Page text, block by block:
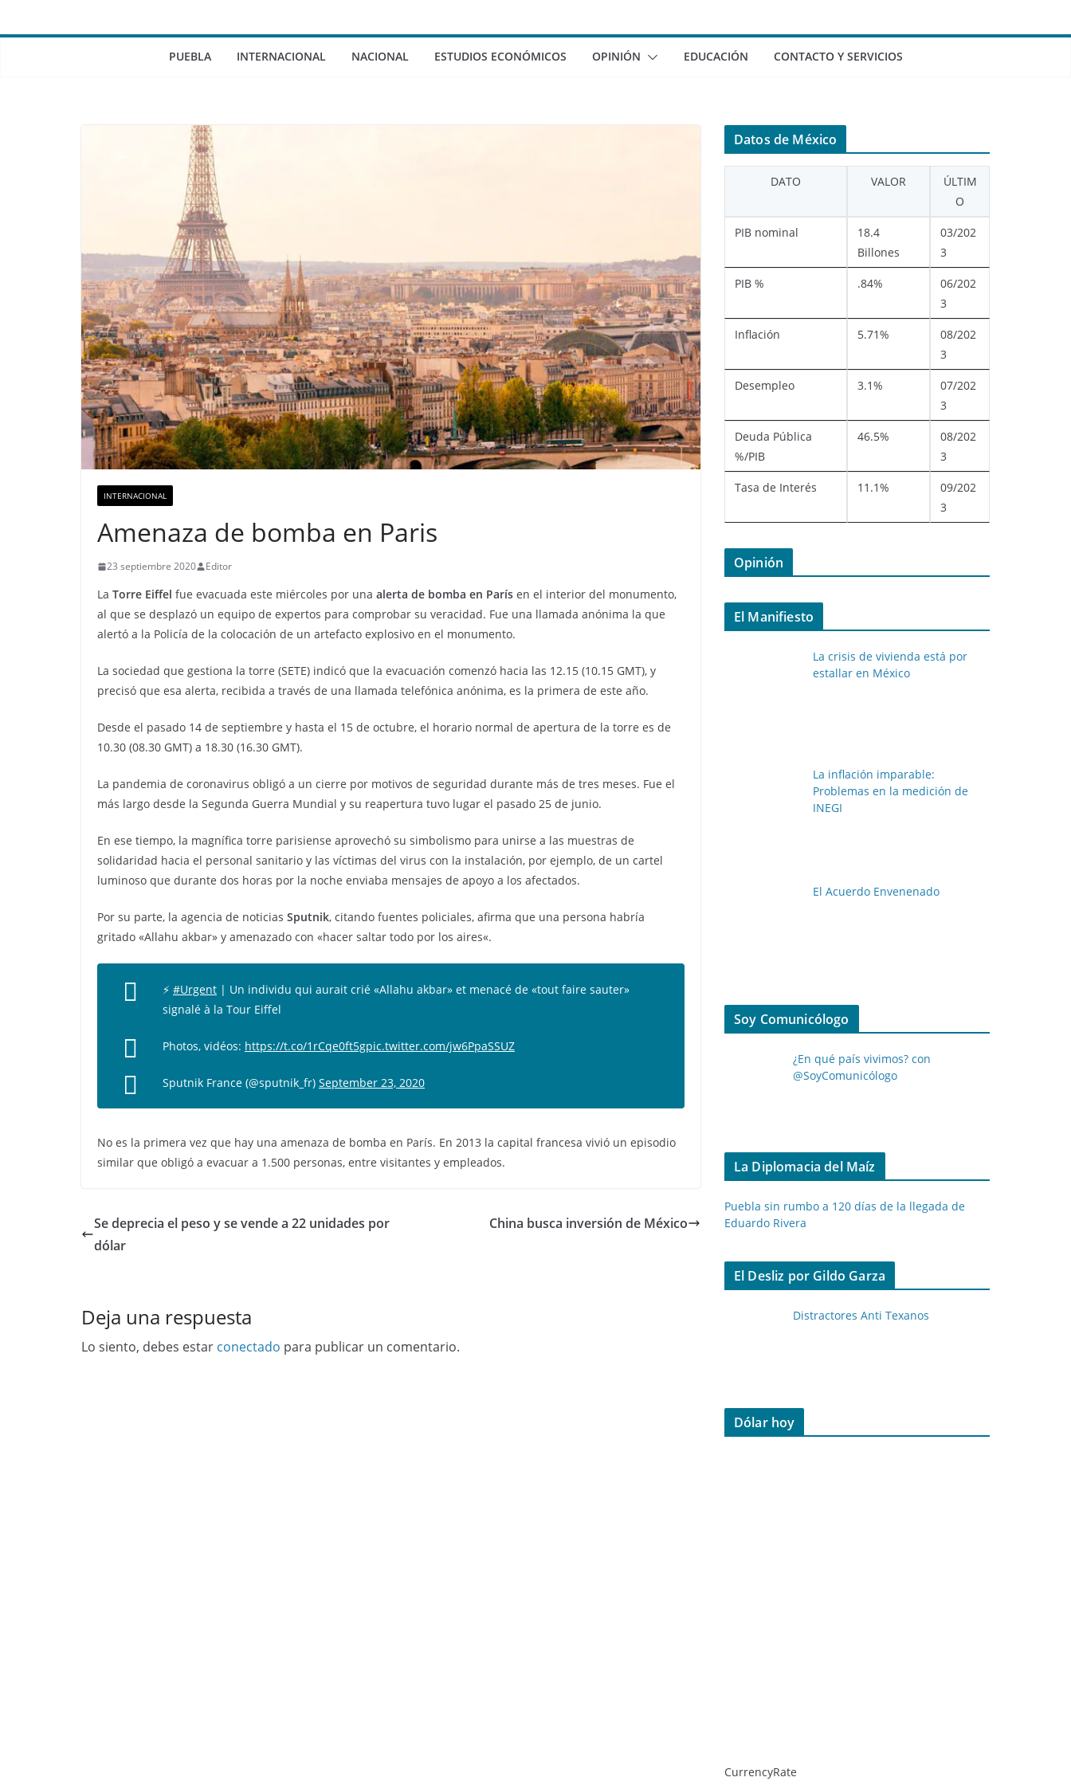
PUEBLA INTERNACIONAL NACIONAL ESTUDIOS ECONÓMICOS OPINIÓN EDUCACIÓN CONTACTO Y SERVICIOS
INTERNACIONAL
Amenaza de bomba en Paris
23 septiembre 2020 Editor
La Torre Eiffel fue evacuada este miércoles por una alerta de bomba en París en el interior del monumento,
al que se desplazó un equipo de expertos para comprobar su veracidad. Fue una llamada anónima la que
alertó a la Policía de la colocación de un artefacto explosivo en el monumento.
La sociedad que gestiona la torre (SETE) indicó que la evacuación comenzó hacia las 12.15 (10.15 GMT), y
precisó que esa alerta, recibida a través de una llamada telefónica anónima, es la primera de este año.
Desde el pasado 14 de septiembre y hasta el 15 de octubre, el horario normal de apertura de la torre es de
10.30 (08.30 GMT) a 18.30 (16.30 GMT).
La pandemia de coronavirus obligó a un cierre por motivos de seguridad durante más de tres meses. Fue el
más largo desde la Segunda Guerra Mundial y su reapertura tuvo lugar el pasado 25 de junio.
En ese tiempo, la magnífica torre parisiense aprovechó su simbolismo para unirse a las muestras de
solidaridad hacia el personal sanitario y las víctimas del virus con la instalación, por ejemplo, de un cartel
luminoso que durante dos horas por la noche enviaba mensajes de apoyo a los afectados.
Por su parte, la agencia de noticias Sputnik, citando fuentes policiales, afirma que una persona habría
gritado «Allahu akbar» y amenazado con «hacer saltar todo por los aires«.
⚡ #Urgent | Un individu qui aurait crié «Allahu akbar» et menacé de «tout faire sauter»
signalé à la Tour Eiffel
Photos, vidéos: https://t.co/1rCqe0ft5gpic.twitter.com/jw6PpaSSUZ
Sputnik France (@sputnik_fr) September 23, 2020
No es la primera vez que hay una amenaza de bomba en París. En 2013 la capital francesa vivió un episodio
similar que obligó a evacuar a 1.500 personas, entre visitantes y empleados.
Se deprecia el peso y se vende a 22 unidades por
dólar
China busca inversión de México
Deja una respuesta
Lo siento, debes estar conectado para publicar un comentario.
Datos de México
DATO VALOR
ÚLTIM
O
PIB nominal
18.4
Billones
03/202
3
PIB % .84%
06/202
3
Inflación 5.71%
08/202
3
Desempleo 3.1%
07/202
3
Deuda Pública
%/PIB
46.5%
08/202
3
Tasa de Interés 11.1%
09/202
3
Opinión
El Manifiesto
La crisis de vivienda está por
estallar en México
La inflación imparable:
Problemas en la medición de
INEGI
El Acuerdo Envenenado
Soy Comunicólogo
¿En qué país vivimos? con
@SoyComunicólogo
La Diplomacia del Maíz
Puebla sin rumbo a 120 días de la llegada de
Eduardo Rivera
El Desliz por Gildo Garza
Distractores Anti Texanos
Dólar hoy
CurrencyRate